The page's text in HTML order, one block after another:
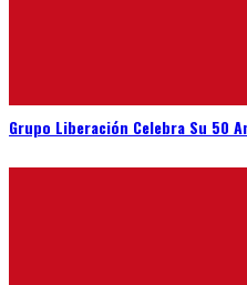
Grupo Liberación Celebra Su 50